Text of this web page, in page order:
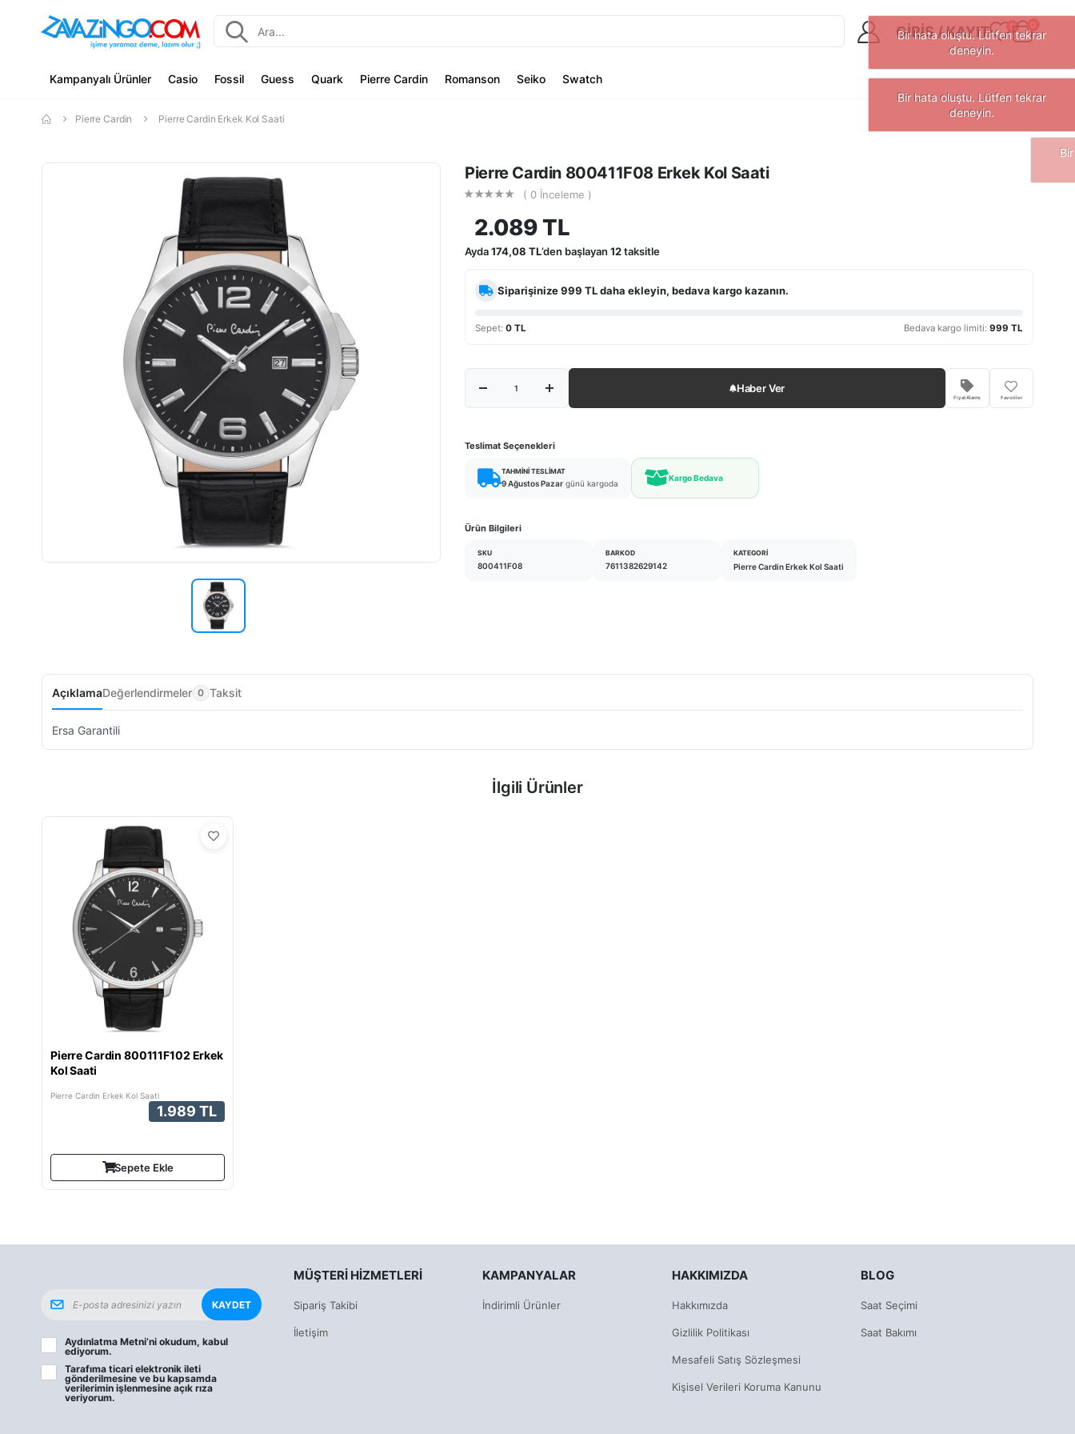
GIRIŞ / KAYIT 0 0
Kampanyalı Ürünler Casio Fossil Guess Quark Pierre Cardin Romanson Seiko Swatch
Pierre Cardin Pierre Cardin Erkek Kol Saati
Pierre Cardin 800411F08 Erkek Kol Saati
( 0 İnceleme )
2.089 TL
Ayda174,08 TL’den başlayan12taksitle
Siparişinize999 TLdaha ekleyin, bedava kargo kazanın.
Sepet:0 TL Bedava kargo limiti: 999 TL
Haber Ver
Fiyat Alarmı Favoriler
Teslimat Seçenekleri
TAHMINI TESLIMAT
9 Ağustos Pazar günü kargoda
Kargo Bedava
Ürün Bilgileri
SKU
800411F08
BARKOD
7611382629142
KATEGORI
Pierre Cardin Erkek Kol Saati
AçıklamaDeğerlendirmeler 0 Taksit
Ersa Garantili
İlgili Ürünler
Pierre Cardin 800111F102 Erkek
Kol Saati
Pierre Cardin Erkek Kol Saati
1.989 TL
Sepete Ekle
MÜŞTERI HIZMETLERI
Sipariş Takibi
İletişim
KAMPANYALAR
İndirimli Ürünler
HAKKIMIZDA
Hakkımızda
Gizlilik Politikası
Mesafeli Satış Sözleşmesi
Kişisel Verileri Koruma Kanunu
BLOG
Saat Seçimi
Saat Bakımı
KAYDET
Aydınlatma Metni’ni okudum, kabul
ediyorum.
Tarafıma ticari elektronik ileti
gönderilmesine ve bu kapsamda
verilerimin işlenmesineaçık rıza
veriyorum.